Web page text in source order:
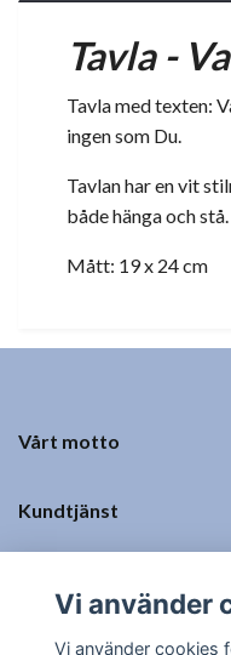
Tavla -
Tavla med texten:
ingen som Du.
Tavlan har en vit
både hänga och stå.
Mått: 19 x 24 cm
Vårt motto
Kundtjänst
Sociala medier
Vi använder
Vi använder cookies